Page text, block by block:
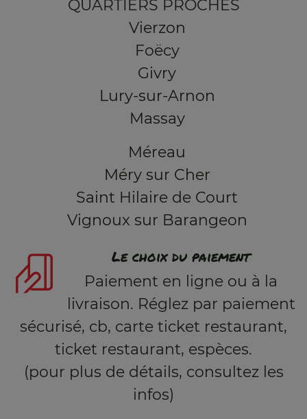
QUARTIERS PROCHES
Vierzon
Foëcy
Givry
Lury-sur-Arnon
Massay
Méreau
Méry sur Cher
Saint Hilaire de Court
Vignoux sur Barangeon
Le choix du paiement
Paiement en ligne ou à la
livraison. Réglez par paiement
sécurisé, cb, carte ticket restaurant,
ticket restaurant, espèces.
(pour plus de détails, consultez les
infos)